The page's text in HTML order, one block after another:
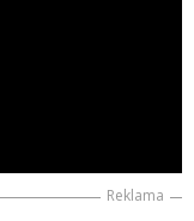
Reklama